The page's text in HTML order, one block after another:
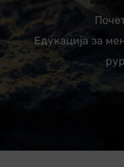
Едукација за